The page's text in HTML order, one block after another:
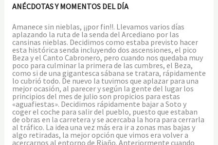
ANÉCDOTAS Y MOMENTOS DEL DÍA
Amanece sin nieblas, ¡¡por fin!!. Llevamos varios días
aplazando la ruta de la senda del Arcediano por las
cansinas nieblas. Decidimos como estaba previsto hacer
esta histórica senda incluyendo dos ascensiones, el pico
Beza y el Canto Cabronero, pero cuando nos quedaba muy
poco para culminar la primera de las cumbres, el Beza,
como si de una gigantesca sábana se tratara, rápidamente
lo cubrió todo. De nuevo la tuvimos que aplazar para una
mejor ocasión, al parecer y según la gente del lugar los
principios del mes de julio son propicios para estas
«aguafiestas». Decidimos rápidamente bajar a Soto y
coger el coche para salir del pueblo, puesto que estaban
de obras en la carretera y se acercaba la hora para cerrarla
al tráfico. La idea una vez más era ir a zonas mas bajas y
algo retiradas, la mejor opción que vimos era volver a
acercarnos al entorno de Riaño. Anteriormente cuando